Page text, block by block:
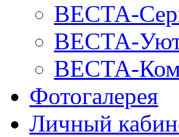
ВЕСТА-
ВЕСТА-
ВЕСТА-
Фотогалерея
Личный